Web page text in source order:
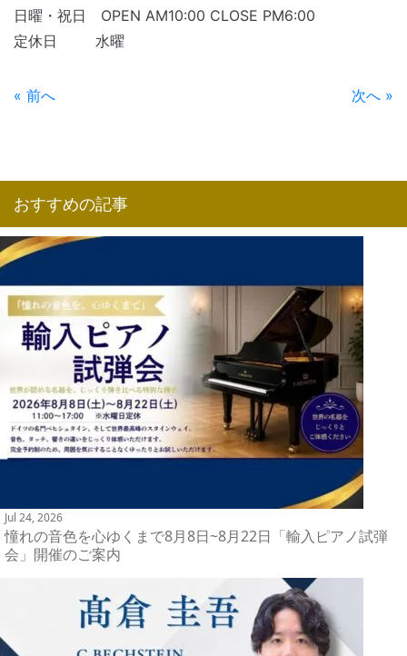
日曜・祝日 OPEN AM10:00 CLOSE PM6:00
定休日 水曜
« 前へ 次へ »
おすすめの記事
Jul 24, 2026
憧れの音色を心ゆくまで8月8日~8月22日「輸入ピアノ試弾
会」開催のご案内